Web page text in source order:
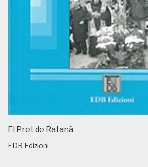
El Pret de Ratanà
EDB Edizioni